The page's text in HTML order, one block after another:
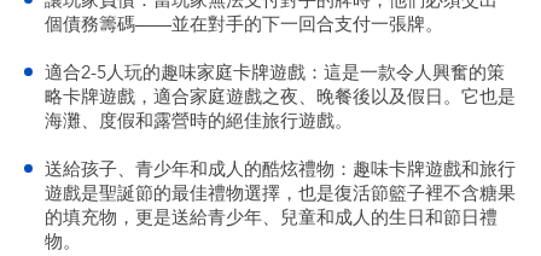
個債務籌碼——並在對手的下一回合支付一張牌。
適合2-5人玩的趣味家庭卡牌遊戲：這是一款令人興奮的策
略卡牌遊戲，適合家庭遊戲之夜、晚餐後以及假日。它也是
海灘、度假和露營時的絕佳旅行遊戲。
送給孩子、青少年和成人的酷炫禮物：趣味卡牌遊戲和旅行
遊戲是聖誕節的最佳禮物選擇，也是復活節籃子裡不含糖果
的填充物，更是送給青少年、兒童和成人的生日和節日禮
物。